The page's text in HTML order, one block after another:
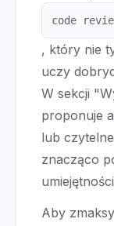
code
, który nie
uczy
W sekcji
proponuje
lub
znacząco
Aby